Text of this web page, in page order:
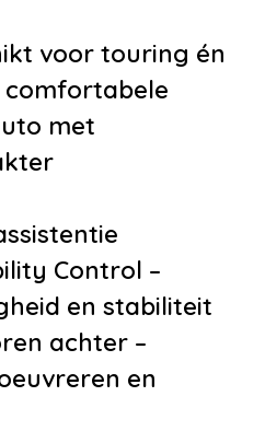
voor touring én
met
Control –
en stabiliteit
achter –
en